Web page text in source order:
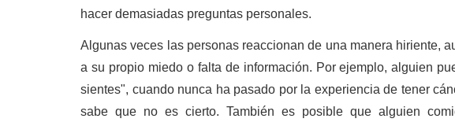
hacer demasiadas preguntas personales.
Algunas veces las personas reaccionan de una manera hiriente,
a su propio miedo o falta de información. Por ejemplo, alguien
sientes", cuando nunca ha pasado por la experiencia de tener
sabe que no es cierto. También es posible que alguien